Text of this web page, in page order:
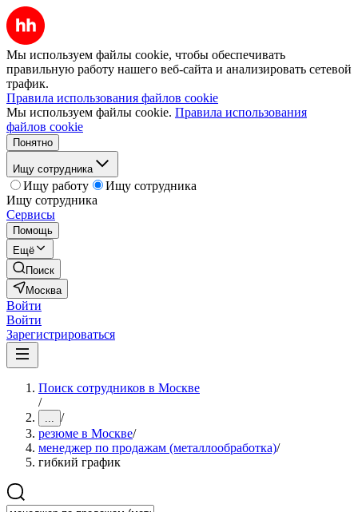
Мы используем файлы cookie, чтобы обеспечивать
правильную работу нашего веб-сайта и анализировать сетевой
трафик.
Правила использования файлов cookie
Мы используем файлы cookie. Правила использования
файлов cookie
Понятно
Ищу сотрудника
Ищу работу
Ищу сотрудника
Ищу сотрудника
Сервисы
Помощь
Ещё
Поиск
Москва
Войти
Войти
Зарегистрироваться
Поиск сотрудников в Москве
/
... /
резюме в Москве/
менеджер по продажам (металлообработка)/
гибкий график